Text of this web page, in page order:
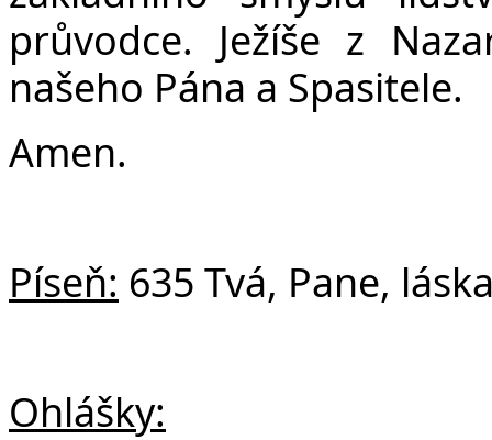
průvodce. Ježíše z
našeho Pána a Spasitele.
Amen.
Píseň: 635 Tvá, Pane,
Ohlášky: